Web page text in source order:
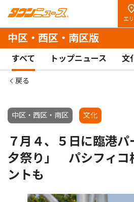
エ
中区・西区・南区版
すべて トップニュース 文
戻る
中区・西区・南区 文化
７月４、５日に臨港
夕祭り」 パシフィコ
ントも